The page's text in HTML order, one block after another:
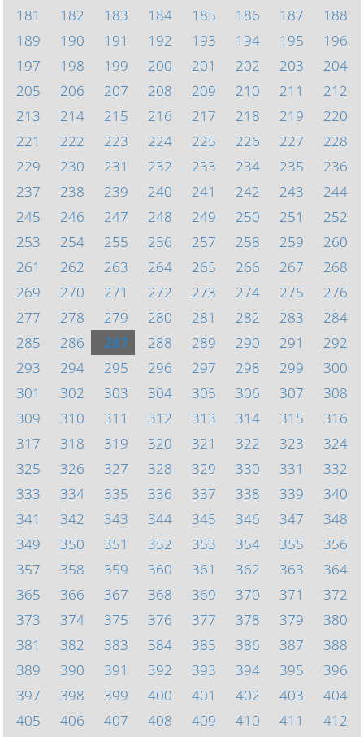
181
182 183 184 185 186 187
188
189
190 191 192 193 194 195
196
197
198 199 200 201 202 203
204
205
206 207 208 209 210 211
212
213
214 215 216 217 218 219
220
221
222 223 224 225 226 227
228
229
230 231 232 233 234 235
236
237
238 239 240 241 242 243
244
245
246 247 248 249 250 251
252
253
254 255 256 257 258 259
260
261
262 263 264 265 266 267
268
269
270 271 272 273 274 275
276
277
278 279 280 281 282 283
284
285
286 287 288 289 290 291
292
293
294 295 296 297 298 299
300
301
302 303 304 305 306 307
308
309
310 311 312 313 314 315
316
317
318 319 320 321 322 323
324
325
326 327 328 329 330 331
332
333
334 335 336 337 338 339
340
341
342 343 344 345 346 347
348
349
350 351 352 353 354 355
356
357
358 359 360 361 362 363
364
365
366 367 368 369 370 371
372
373
374 375 376 377 378 379
380
381
382 383 384 385 386 387
388
389
390 391 392 393 394 395
396
397
398 399 400 401 402 403
404
405
406 407 408 409 410 411
412